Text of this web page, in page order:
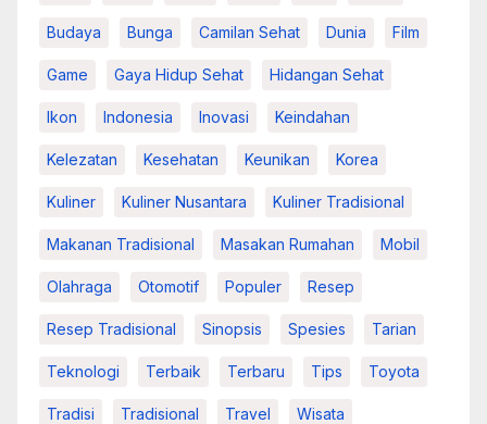
Budaya Bunga Camilan Sehat Dunia Film
Game Gaya Hidup Sehat Hidangan Sehat
Ikon Indonesia Inovasi Keindahan
Kelezatan Kesehatan Keunikan Korea
Kuliner Kuliner Nusantara Kuliner Tradisional
Makanan Tradisional Masakan Rumahan Mobil
Olahraga Otomotif Populer Resep
Resep Tradisional Sinopsis Spesies Tarian
Teknologi Terbaik Terbaru Tips Toyota
Tradisi Tradisional Travel Wisata